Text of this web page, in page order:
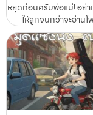
หยุดก่อนครับพ่อแม่! อย่า
ให้ลูกจนกว่าจะอ่าน